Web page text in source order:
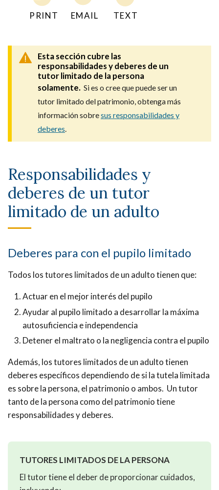
PRINT EMAIL TEXT
Esta sección cubre las
responsabilidades y deberes de un
tutor limitado de la persona
solamente. Si es o cree que puede ser un
tutor limitado del patrimonio, obtenga más
información sobresus responsabilidades y
deberes.
Responsabilidades y
deberes de un tutor
limitado de un adulto
Deberes para con el pupilo limitado
Todos los tutores limitados de un adulto tienen que:
Actuar en el mejor interés del pupilo
Ayudar al pupilo limitado a desarrollar la máxima
autosuficiencia e independencia
Detener el maltrato o la negligencia contra el pupilo
Además, los tutores limitados de un adulto tienen
deberes específicos dependiendo de si la tutela limitada
es sobre la persona, el patrimonio o ambos. Un tutor
tanto de la persona como del patrimonio tiene
responsabilidades y deberes.
TUTORES LIMITADOS DE LA PERSONA
El tutor tiene el deber de proporcionar cuidados,